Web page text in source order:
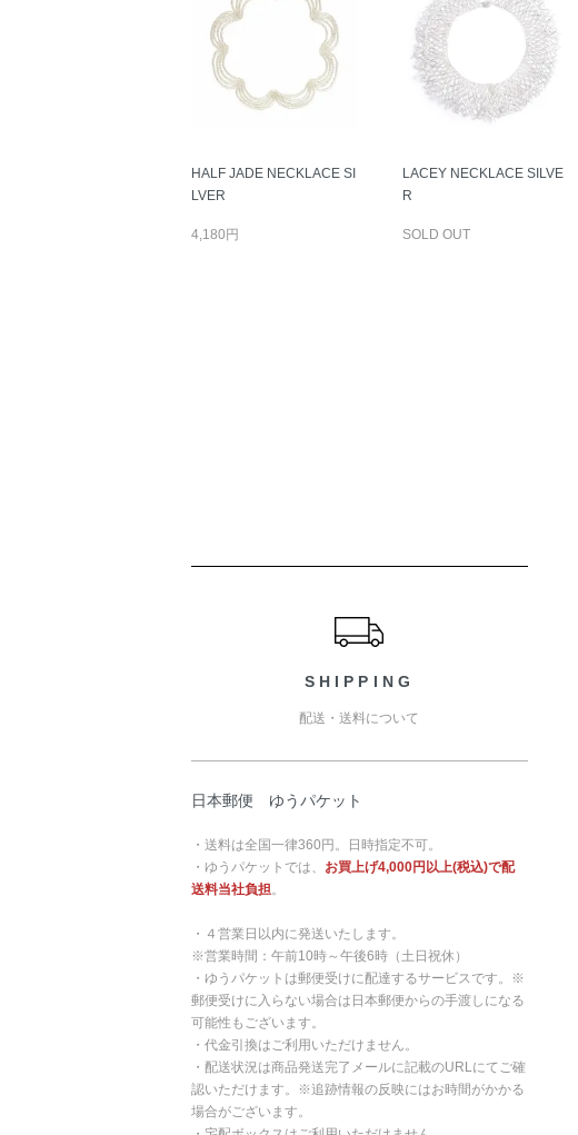
HALF JADE NECKLACE SI
LVER
4,180円
LACEY NECKLACE SILVE
R
SOLD OUT
SHIPPING
配送・送料について
日本郵便 ゆうパケット
・送料は全国一律360円。日時指定不可。
・ゆうパケットでは、 お買上げ4,000円以上(税込)で配
送料当社負担。
・４営業日以内に発送いたします。
※営業時間：午前10時～午後6時（土日祝休）
・ゆうパケットは郵便受けに配達するサービスです。※
郵便受けに入らない場合は日本郵便からの手渡しになる
可能性もございます。
・代金引換はご利用いただけません。
・配送状況は商品発送完了メールに記載のURLにてご確
認いただけます。※追跡情報の反映にはお時間がかかる
場合がございます。